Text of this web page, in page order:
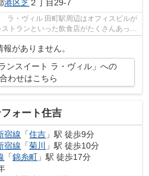
港区芝２丁目29-7
辺はオフィスビルが
トランといった飲食店がたくさんあっ
がありません。
ンスイート ラ・ヴィル」への
わせはこちら
ォート住吉
宿線 「住吉 」駅 徒歩9分
宿線 「菊川
」駅 徒歩10分
「錦糸町 」駅 徒歩17分